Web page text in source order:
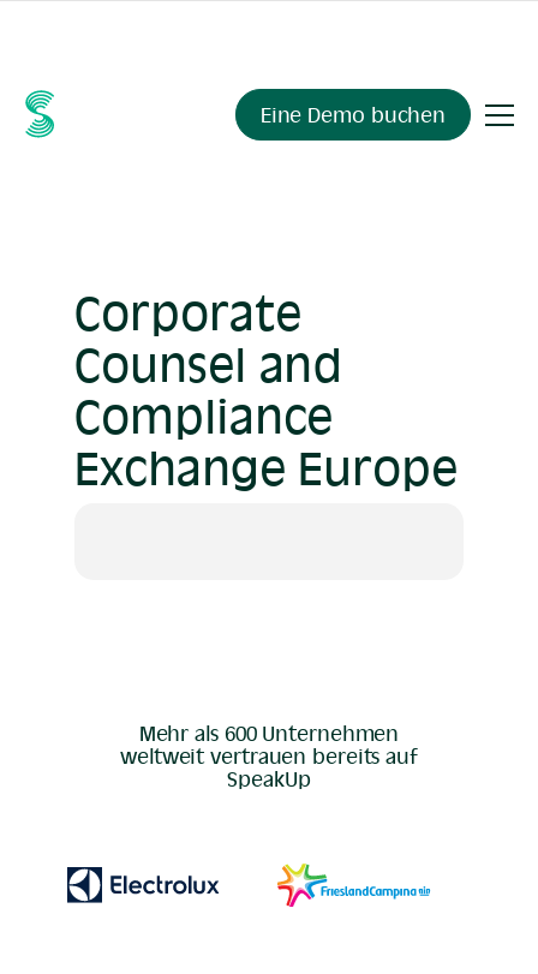
Eine Demo buchen
Corporate
Counsel and
Compliance
Exchange Europe
Mehr als 600 Unternehmen
weltweit vertrauen bereits auf
SpeakUp